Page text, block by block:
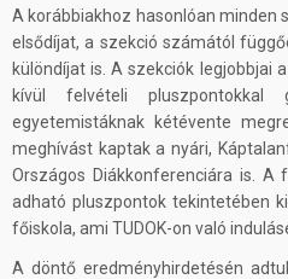
A korábbiakhoz hasonlóan minden
elsődíjat, a szekció számától
különdíjat is. A szekciók legjobbjai
kívül felvételi pluszpontokkal
egyetemistáknak kétévente
meghívást kaptak a nyári,
Országos Diákkonferenciára is. A
adható pluszpontok tekintetében
főiskola, ami TUDOK-on való
A döntő eredményhirdetésén